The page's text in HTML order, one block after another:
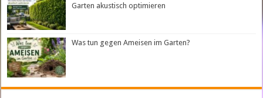
Garten akustisch optimieren
Was tun gegen Ameisen im Garten?